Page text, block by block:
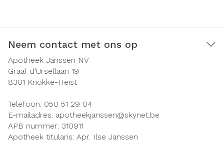
Neem contact met ons op
Apotheek Janssen NV
Graaf d'Ursellaan 19
8301 Knokke-Heist
Telefoon: 050 51 29 04
E-mailadres: apotheekjanssen@skynet.be
APB nummer: 310911
Apotheek titularis: Apr. Ilse Janssen